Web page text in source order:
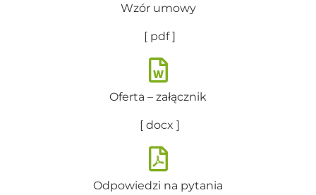
Wzór umowy
[ pdf ]
Oferta – załącznik
[ docx ]
Odpowiedzi na pytania